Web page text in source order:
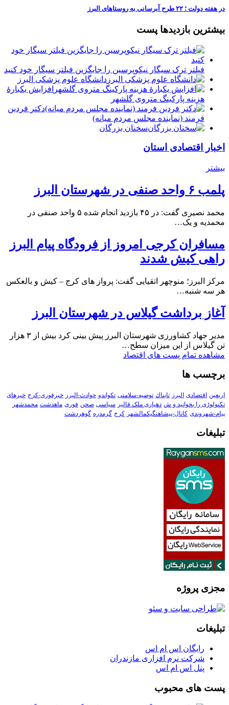
در هفته دولت ؛ ۲۲ طرح آبرسانی به روستاهای البرز
بیشترین بازدیدها پست
فیلتر ترک سیگار نیکوپرسین را جایگزین فیلتر سیگار خود کنید
دانشگاه علوم پزشکی البرز
افزایش یکبارۀ
هزینه پارکینگ متروی گلشهر
دكتر فردين
فرمند (نماينده مجلس مردم میانه)
سخنان بزرگان
اخبار اقتصادی استان
بیشتر
پلمب ۶ واحد صنفی در شهرستان البرز
محمد نصیری گفت: در ۴۵ بازدید انجام شده ۵ واحد صنفی در
محمدیه و یک…
مسافران کرجی امروز از فرودگاه پیام البرز
راهی کیش شدند
مرکز البرز؛ منوچهر اتقیایی گفت: پرواز های کرج – کیش و بالعکس
هر سه شنبه…
آغاز برداشت گیلاس در شهرستان البرز
مدیر جهاد کشاورزی شهرستان البرز پیش بینی کرد بیش از ۳ هزار
تن گیلاس از این میزان سطح…
مشاهده تمام پست های اقتصاد
برچسب ها
اربعین اقتصادی البرز تابناك توصیه-سلامتی تکواندو حوادث-البرز خبرفوری-کرج خبرهای
تکنولوڑی را بخوانید و ش دهیاری ملک فالیز سیاسی صحن فوری ماهدشت محمدشهر
پیام-شهروندی کانال-پیشاهنگیکمالشهر کرج گرمدره گوهردشت
تبلیغات
مجزی پروژه
تبلیغات
رایگان اس ام اس
شرکت نرم افزاری مازندران
پنل اس ام اس
پست های محبوب